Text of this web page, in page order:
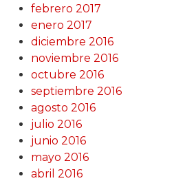
febrero 2017
enero 2017
diciembre 2016
noviembre 2016
octubre 2016
septiembre 2016
agosto 2016
julio 2016
junio 2016
mayo 2016
abril 2016